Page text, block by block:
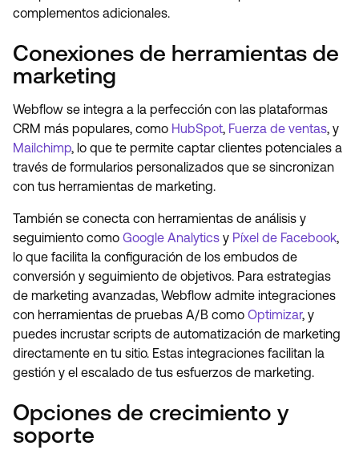
complementos adicionales.
Conexiones de herramientas de
marketing
Webflow se integra a la perfección con las plataformas
CRM más populares, como HubSpot, Fuerza de ventas, y
Mailchimp, lo que te permite captar clientes potenciales a
través de formularios personalizados que se sincronizan
con tus herramientas de marketing.
También se conecta con herramientas de análisis y
seguimiento como Google Analytics y Píxel de Facebook,
lo que facilita la configuración de los embudos de
conversión y seguimiento de objetivos. Para estrategias
de marketing avanzadas, Webflow admite integraciones
con herramientas de pruebas A/B como Optimizar, y
puedes incrustar scripts de automatización de marketing
directamente en tu sitio. Estas integraciones facilitan la
gestión y el escalado de tus esfuerzos de marketing.
Opciones de crecimiento y
soporte